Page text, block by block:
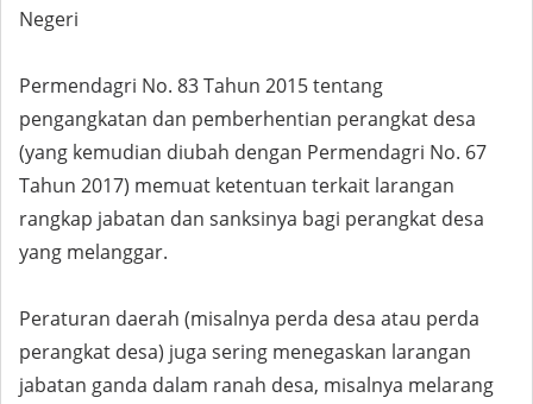
Negeri
Permendagri No. 83 Tahun 2015 tentang
pengangkatan dan pemberhentian perangkat desa
(yang kemudian diubah dengan Permendagri No. 67
Tahun 2017) memuat ketentuan terkait larangan
rangkap jabatan dan sanksinya bagi perangkat desa
yang melanggar.
Peraturan daerah (misalnya perda desa atau perda
perangkat desa) juga sering menegaskan larangan
jabatan ganda dalam ranah desa, misalnya melarang